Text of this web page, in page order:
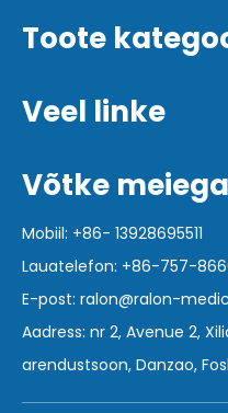
Toote
Veel linke
Võtke
Mobiil: +86- 13928695511
Lauatelefon: +86-757-
E-post: ralon@ralon-
Aadress: nr 2, Avenue 2,
arendustsoon, Danzao,